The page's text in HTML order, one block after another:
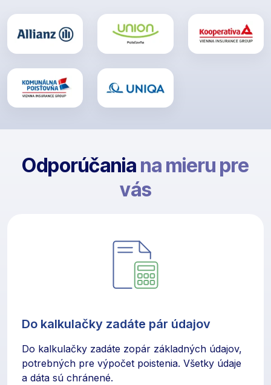
Odporúčania na mieru pre
vás
Do kalkulačky zadáte pár údajov
Do kalkulačky zadáte zopár základných údajov,
potrebných pre výpočet poistenia. Všetky údaje
a dáta sú chránené.